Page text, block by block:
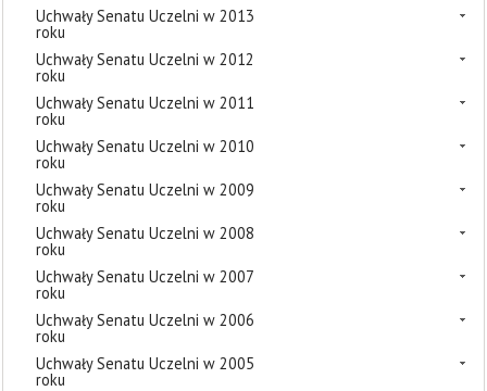
Uchwały Senatu Uczelni w 2013
roku
Uchwały Senatu Uczelni w 2012
roku
Uchwały Senatu Uczelni w 2011
roku
Uchwały Senatu Uczelni w 2010
roku
Uchwały Senatu Uczelni w 2009
roku
Uchwały Senatu Uczelni w 2008
roku
Uchwały Senatu Uczelni w 2007
roku
Uchwały Senatu Uczelni w 2006
roku
Uchwały Senatu Uczelni w 2005
roku